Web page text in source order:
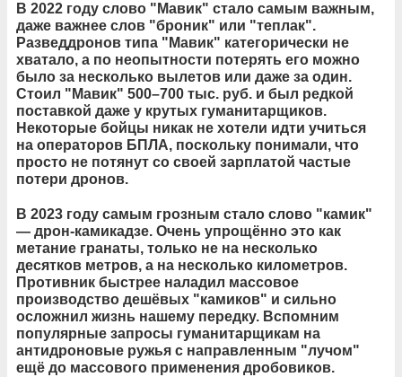
В 2022 году слово "Мавик" стало самым важным,
даже важнее слов "броник" или "теплак".
Разведдронов типа "Мавик" категорически не
хватало, а по неопытности потерять его можно
было за несколько вылетов или даже за один.
Стоил "Мавик" 500–700 тыс. руб. и был редкой
поставкой даже у крутых гуманитарщиков.
Некоторые бойцы никак не хотели идти учиться
на операторов БПЛА, поскольку понимали, что
просто не потянут со своей зарплатой частые
потери дронов.
В 2023 году самым грозным стало слово "камик"
— дрон-камикадзе. Очень упрощённо это как
метание гранаты, только не на несколько
десятков метров, а на несколько километров.
Противник быстрее наладил массовое
производство дешёвых "камиков" и сильно
осложнил жизнь нашему передку. Вспомним
популярные запросы гуманитарщикам на
антидроновые ружья с направленным "лучом"
ещё до массового применения дробовиков.